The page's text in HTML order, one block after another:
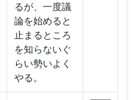
るが、一度議
論を始めると
止まるところ
を知らないぐ
らい勢いよく
やる。